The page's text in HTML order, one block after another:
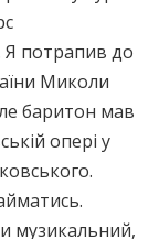
Я потрапив до
Миколи
баритон мав
опері у
музикальний,